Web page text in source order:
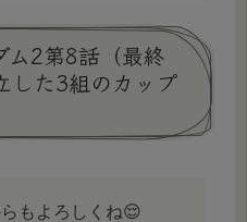
ム2第8話（最終
した3組のカップ
もよろしくね😌